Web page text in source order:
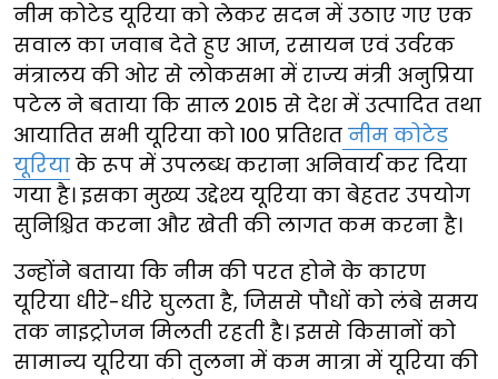
नीम कोटेड यूरिया को लेकर सदन में उठाए गए एक
सवाल का जवाब देते हुए आज, रसायन एवं उर्वरक
मंत्रालय की ओर से लोकसभा में राज्य मंत्री अनुप्रिया
पटेल ने बताया कि साल 2015 से देश में उत्पादित तथा
आयातित सभी यूरिया को 100 प्रतिशत नीम कोटेड
यूरिया के रूप में उपलब्ध कराना अनिवार्य कर दिया
गया है। इसका मुख्य उद्देश्य यूरिया का बेहतर उपयोग
सुनिश्चित करना और खेती की लागत कम करना है।
उन्होंने बताया कि नीम की परत होने के कारण
यूरिया धीरे-धीरे घुलता है, जिससे पौधों को लंबे समय
तक नाइट्रोजन मिलती रहती है। इससे किसानों को
सामान्य यूरिया की तुलना में कम मात्रा में यूरिया की